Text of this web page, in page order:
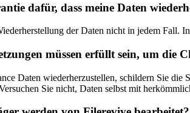
dafür, dass meine Daten
der Daten nicht in jedem Fall.
müssen erfüllt sein, um die
Daten wiederherzustellen, schildern Sie
Sie nicht, Daten selbst mit